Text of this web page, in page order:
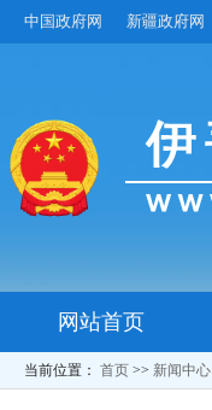
中国政府网 新疆政府网
网站首页
当前位置： 首页 >> 新闻中心